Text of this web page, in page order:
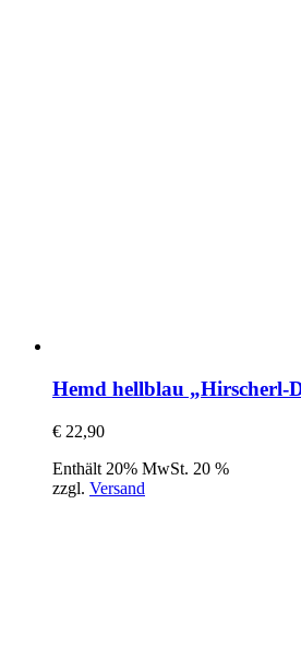
Hemd hellblau „Hirscherl-
€ 22,90
Enthält 20% MwSt. 20 %
zzgl. Versand